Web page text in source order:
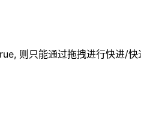
则只能通过拖拽进行快进/